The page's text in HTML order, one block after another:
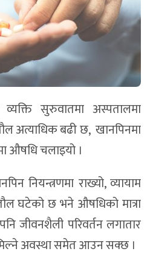
सुरुवातमा अस्पतालमा
अत्याधिक बढी छ, खानपिनमा
औषधि चलाइयो ।
नियन्त्रणमा राख्यो, व्यायाम
घटेको छ भने औषधिको मात्रा
जीवनशैली परिवर्तन लगातार
अवस्था समेत आउन सक्छ ।